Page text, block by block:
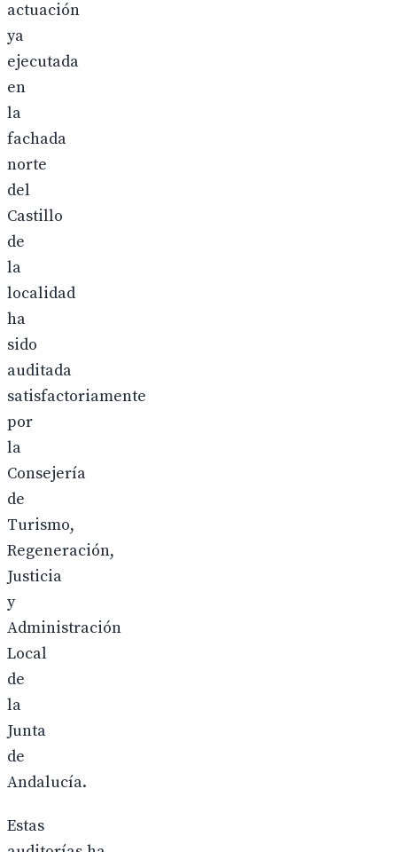
actuación
ya
ejecutada
en
la
fachada
norte
del
Castillo
de
la
localidad
ha
sido
auditada
satisfactoriamente
por
la
Consejería
de
Turismo,
Regeneración,
Justicia
y
Administración
Local
de
la
Junta
de
Andalucía.
Estas